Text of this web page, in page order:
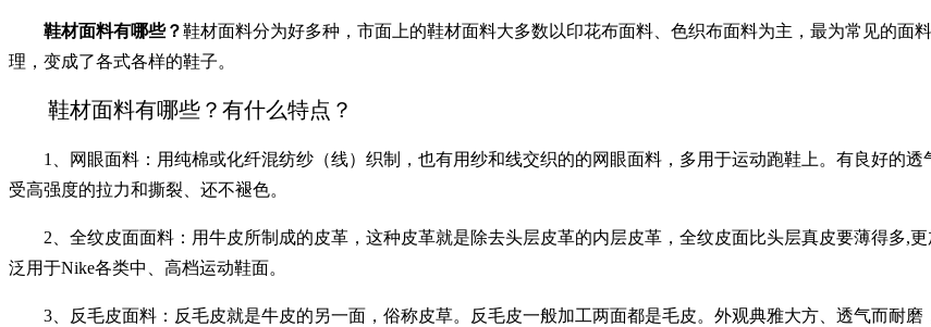
鞋材面料有哪些？鞋材面料分为好多种，市面上的鞋材面料大多数以印花布面料、色织布面料为主，最为常见的面
理，变成了各式各样的鞋子。
鞋材面料有哪些？有什么特点？
1、网眼面料：用纯棉或化纤混纺纱（线）织制，也有用纱和线交织的的网眼面料，多用于运动跑鞋上。有良好的透
受高强度的拉力和撕裂、还不褪色。
2、全纹皮面面料：用牛皮所制成的皮革，这种皮革就是除去头层皮革的内层皮革，全纹皮面比头层真皮要薄得多,
泛用于Nike各类中、高档运动鞋面。
3、反毛皮面料：反毛皮就是牛皮的另一面，俗称皮草。反毛皮一般加工两面都是毛皮。外观典雅大方、透气而耐磨